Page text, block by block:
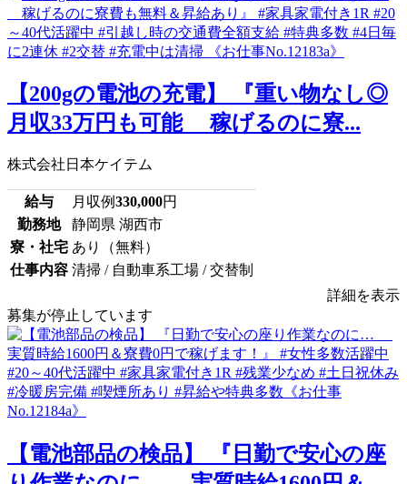
【200gの電池の充電】 『重い物なし◎
月収33万円も可能 稼げるのに寮...
株式会社日本ケイテム
給与 月収例330,000円
勤務地
静岡県 湖西市
寮・社宅 あり（無料）
仕事内容 清掃 / 自動車系工場 / 交替制
詳細を表示
募集が停止しています
【電池部品の検品】 『日勤で安心の座